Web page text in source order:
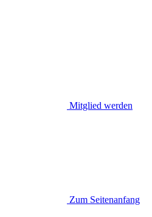
Mitglied werden
Zum Seitenanfang